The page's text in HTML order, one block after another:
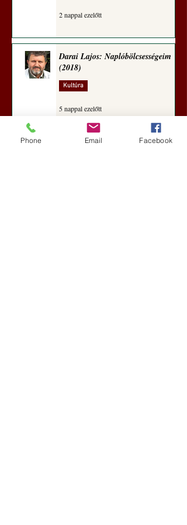
2 nappal ezelőtt
Darai Lajos: Naplóbölcsességeim
(2018)
Kultúra
5 nappal ezelőtt
Phone Email Facebook